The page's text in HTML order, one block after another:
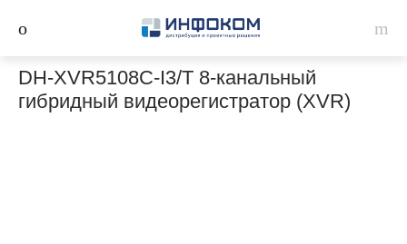
DH-XVR5108C-I3/T 8-канальный
гибридный видеорегистратор (XVR)